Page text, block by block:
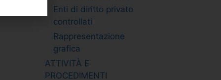
Enti di diritto privato
controllati
Rappresentazione
grafica
ATTIVITÀ E
PROCEDIMENTI